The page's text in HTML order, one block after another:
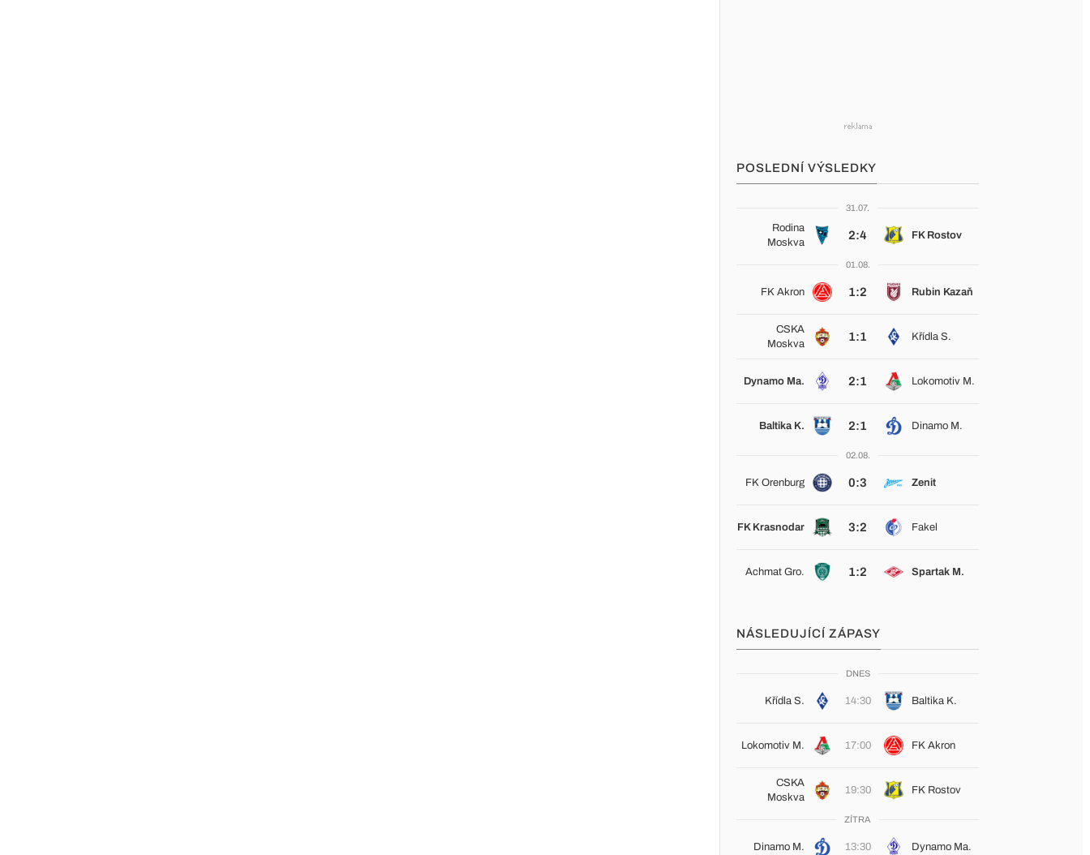
POSLEDNÍ VÝSLEDKY
31.07.
Rodina
Moskva
2:4 FK Rostov
01.08.
FK Akron 1:2 Rubin Kazaň
CSKA
Moskva
1:1 Křídla S.
Dynamo Ma. 2:1 Lokomotiv M.
Baltika K. 2:1 Dinamo M.
02.08.
FK Orenburg 0:3 Zenit
FK Krasnodar 3:2 Fakel
Achmat Gro. 1:2 Spartak M.
NÁSLEDUJÍCÍ ZÁPASY
DNES
Křídla S. 14:30 Baltika K.
Lokomotiv M. 17:00 FK Akron
CSKA
Moskva
19:30 FK Rostov
ZÍTRA
Dinamo M. 13:30 Dynamo Ma.